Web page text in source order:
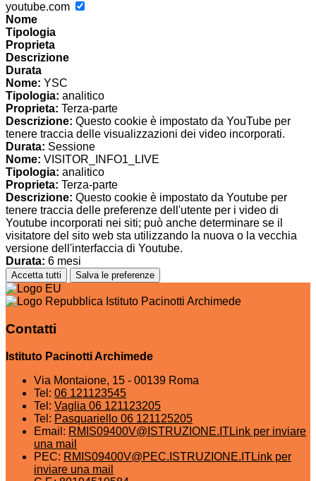
youtube.com
Nome
Tipologia
Proprieta
Descrizione
Durata
Nome: YSC
Tipologia: analitico
Proprieta: Terza-parte
Descrizione: Questo cookie è impostato da YouTube per
tenere traccia delle visualizzazioni dei video incorporati.
Durata: Sessione
Nome: VISITOR_INFO1_LIVE
Tipologia: analitico
Proprieta: Terza-parte
Descrizione: Questo cookie è impostato da Youtube per
tenere traccia delle preferenze dell'utente per i video di
Youtube incorporati nei siti; può anche determinare se il
visitatore del sito web sta utilizzando la nuova o la vecchia
versione dell'interfaccia di Youtube.
Durata: 6 mesi
Accetta tutti Salva le preferenze
Istituto Pacinotti Archimede
Contatti
Istituto Pacinotti Archimede
Via Montaione, 15 - 00139 Roma
Tel: 06 121123545
Tel: Vaglia 06 121123205
Tel: Pasquariello 06 121125205
Email: RMIS09400V@ISTRUZIONE.ITLink per inviare
una mail
PEC: RMIS09400V@PEC.ISTRUZIONE.ITLink per
inviare una mail